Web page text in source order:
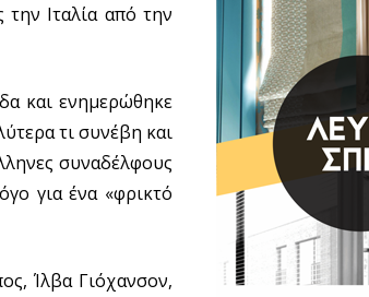
Ιταλία από την
και ενημερώθηκε
τι συνέβη και
συναδέλφους
για ένα «φρικτό
Ίλβα Γιόχανσον,